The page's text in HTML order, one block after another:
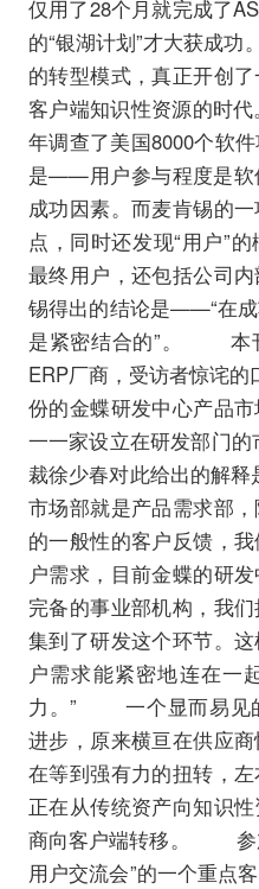
仅用了28个月就完成了
的“银湖计划”才大获成
的转型模式，真正开创
客户端知识性资源的
年调查了美国8000个软
是——用户参与程度是软
成功因素。而麦肯锡的
点，同时还发现“用户”
最终用户，还包括公司
锡得出的结论是——“在
是紧密结合的”。 本
ERP厂商，受访者惊诧
份的金蝶研发中心产品
一一家设立在研发部
裁徐少春对此给出的解
市场部就是产品需求部
的一般性的客户反馈，
户需求，目前金蝶的研
完备的事业部机构，我
集到了研发这个环节。
户需求能紧密地连在一
力。” 一个显而易见
进步，原来横亘在供应
在等到强有力的扭转，
正在从传统资产向知识
商向客户端转移。 参
用户交流会”的一个重点